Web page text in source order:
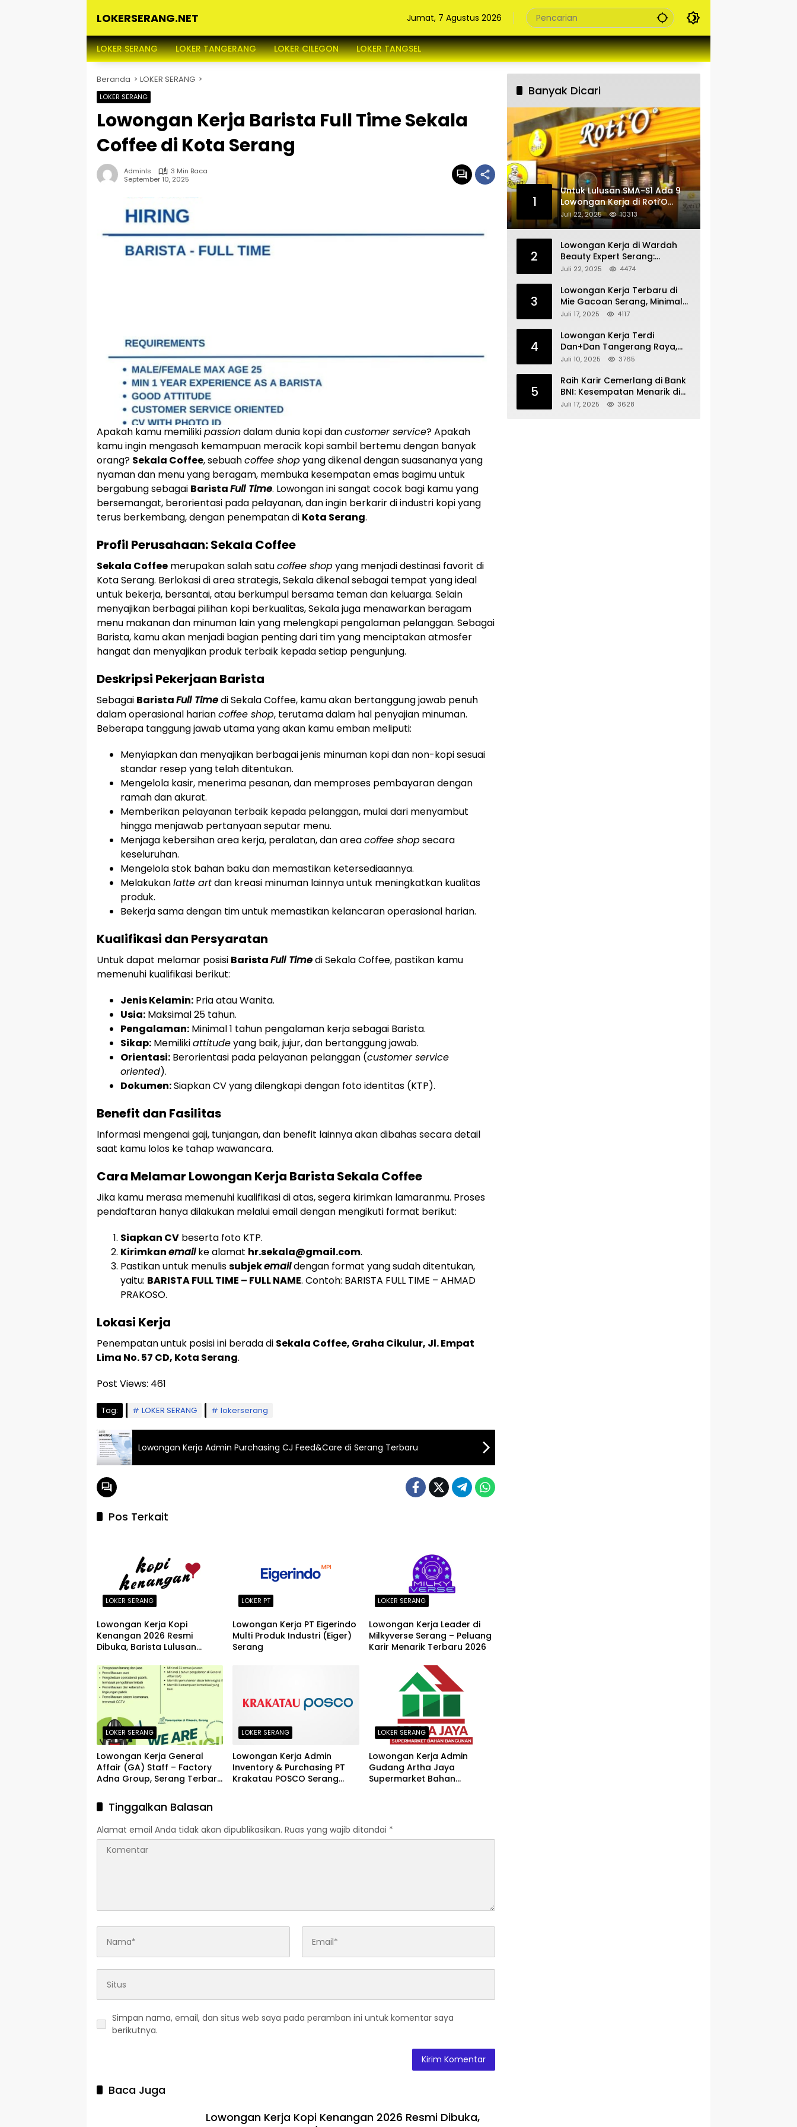
LOKERSERANG.NET
Lowongan
Kerja
dan
Sekitarnya
Jumat, 7 Agustus 2026
LOKER SERANG LOKER TANGERANG LOKER CILEGON LOKER TANGSEL
Beranda LOKER SERANG
LOKER SERANG
Lowongan Kerja Barista Full Time Sekala
Coffee di Kota Serang
Adminls
3 Min Baca
September 10, 2025
Apakah kamu memilikipassiondalam dunia kopi dancustomer service? Apakah
kamu ingin mengasah kemampuan meracik kopi sambil bertemu dengan banyak
orang? Sekala Coffee, sebuahcoffee shopyang dikenal dengan suasananya yang
nyaman dan menu yang beragam, membuka kesempatan emas bagimu untuk
bergabung sebagai BaristaFull Time. Lowongan ini sangat cocok bagi kamu yang
bersemangat, berorientasi pada pelayanan, dan ingin berkarir di industri kopi yang
terus berkembang, dengan penempatan di Kota Serang.
Profil Perusahaan: Sekala Coffee
Sekala Coffee merupakan salah satucoffee shopyang menjadi destinasi favorit di
Kota Serang. Berlokasi di area strategis, Sekala dikenal sebagai tempat yang ideal
untuk bekerja, bersantai, atau berkumpul bersama teman dan keluarga. Selain
menyajikan berbagai pilihan kopi berkualitas, Sekala juga menawarkan beragam
menu makanan dan minuman lain yang melengkapi pengalaman pelanggan. Sebagai
Barista, kamu akan menjadi bagian penting dari tim yang menciptakan atmosfer
hangat dan menyajikan produk terbaik kepada setiap pengunjung.
Deskripsi Pekerjaan Barista
Sebagai BaristaFull Timedi Sekala Coffee, kamu akan bertanggung jawab penuh
dalam operasional hariancoffee shop, terutama dalam hal penyajian minuman.
Beberapa tanggung jawab utama yang akan kamu emban meliputi:
Menyiapkan dan menyajikan berbagai jenis minuman kopi dan non-kopi sesuai
standar resep yang telah ditentukan.
Mengelola kasir, menerima pesanan, dan memproses pembayaran dengan
ramah dan akurat.
Memberikan pelayanan terbaik kepada pelanggan, mulai dari menyambut
hingga menjawab pertanyaan seputar menu.
Menjaga kebersihan area kerja, peralatan, dan areacoffee shopsecara
keseluruhan.
Mengelola stok bahan baku dan memastikan ketersediaannya.
Melakukanlatte artdan kreasi minuman lainnya untuk meningkatkan kualitas
produk.
Bekerja sama dengan tim untuk memastikan kelancaran operasional harian.
Kualifikasi dan Persyaratan
Untuk dapat melamar posisi BaristaFull Timedi Sekala Coffee, pastikan kamu
memenuhi kualifikasi berikut:
Jenis Kelamin: Pria atau Wanita.
Usia: Maksimal 25 tahun.
Pengalaman: Minimal 1 tahun pengalaman kerja sebagai Barista.
Sikap: Memilikiattitudeyang baik, jujur, dan bertanggung jawab.
Orientasi: Berorientasi pada pelayanan pelanggan (customer service
oriented).
Dokumen:Siapkan CV yang dilengkapi dengan foto identitas (KTP).
Benefit dan Fasilitas
Informasi mengenai gaji, tunjangan, dan benefit lainnya akan dibahas secara detail
saat kamu lolos ke tahap wawancara.
Cara Melamar Lowongan Kerja Barista Sekala Coffee
Jika kamu merasa memenuhi kualifikasi di atas, segera kirimkan lamaranmu. Proses
pendaftaran hanya dilakukan melalui email dengan mengikuti format berikut:
Siapkan CV beserta foto KTP.
Kirimkanemailke alamat hr.sekala@gmail.com.
Pastikan untuk menulissubjekemaildengan format yang sudah ditentukan,
yaitu: BARISTA FULL TIME – FULL NAME. Contoh: BARISTA FULL TIME – AHMAD
PRAKOSO.
Lokasi Kerja
Penempatan untuk posisi ini berada di Sekala Coffee, Graha Cikulur, Jl. Empat
Lima No. 57 CD, Kota Serang.
Post Views: 461
Tag: LOKER SERANG lokerserang
Lowongan Kerja Admin Purchasing CJ Feed&Care di Serang Terbaru
Pos Terkait
LOKER SERANG
Lowongan Kerja Kopi
Kenangan 2026 Resmi
Dibuka, Barista Lulusan
Puluhan Kota Seluruh
Indonesia
LOKER PT
Lowongan Kerja PT Eigerindo
Multi Produk Industri (Eiger)
Serang
LOKER SERANG
Lowongan Kerja Leader di
Milkyverse Serang – Peluang
Karir Menarik Terbaru 2026
LOKER SERANG
Lowongan Kerja General
Affair (GA) Staff – Factory
Adna Group, Serang Terbaru
LOKER SERANG
Lowongan Kerja Admin
Inventory & Purchasing PT
Krakatau POSCO Serang
LOKER SERANG
Lowongan Kerja Admin
Gudang Artha Jaya
Supermarket Bahan
Tinggalkan Balasan
Alamat email Anda tidak akan dipublikasikan. Ruas yang wajib ditandai *
Simpan nama, email, dan situs web saya pada peramban ini untuk komentar saya
berikutnya.
Baca Juga
Lowongan Kerja Kopi Kenangan 2026 Resmi Dibuka,
Banyak Dicari
1
Untuk Lulusan SMA-S1 Ada 9
Lowongan Kerja di Roti’O
Penempatan Jabar, Banten
dan Jakarta
Juli 22, 2025 10313
2
Lowongan Kerja di Wardah
Beauty Expert Serang:
Bergabunglah dengan Tim
Juli 22, 2025 4474
3
Lowongan Kerja Terbaru di
Mie Gacoan Serang, Minimal
Lulusan SMA SMK Sederajat
Juli 17, 2025 4117
4
Lowongan Kerja Terdi
Dan+Dan Tangerang Raya,
Minimal Lulusan SMA SMK
Juli 10, 2025 3765
5
Raih Karir Cemerlang di Bank
BNI: Kesempatan Menarik di
Serang!
Juli 17, 2025 3628